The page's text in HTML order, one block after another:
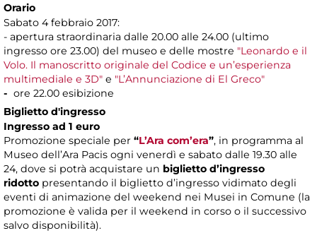
Orario
Sabato 4 febbraio 2017:
- apertura straordinaria dalle 20.00 alle 24.00 (ultimo
ingresso ore 23.00) del museo e delle mostre "Leonardo e il
Volo. Il manoscritto originale del Codice e un’esperienza
multimediale e 3D" e "L’Annunciazione di El Greco"
- ore 22.00 esibizione
Biglietto d'ingresso
Ingresso ad 1 euro
Promozione speciale per “L’Ara com’era”, in programma al
Museo dell’Ara Pacis ogni venerdì e sabato dalle 19.30 alle
24, dove si potrà acquistare un biglietto d’ingresso
ridotto presentando il biglietto d’ingresso vidimato degli
eventi di animazione del weekend nei Musei in Comune (la
promozione è valida per il weekend in corso o il successivo
salvo disponibilità).